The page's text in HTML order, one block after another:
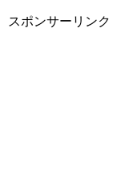
スポンサーリンク